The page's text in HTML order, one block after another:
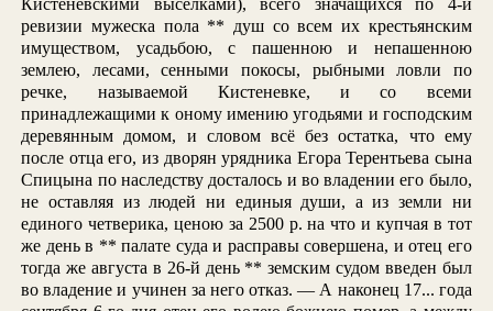
ревизии мужеска пола ** душ со всем их крестьянским
имуществом, усадьбою, с пашенною и непашенною
землею, лесами, сенными покосы, рыбными ловли по
речке, называемой Кистеневке, и со всеми
принадлежащими к оному имению угодьями и господским
деревянным домом, и словом всё без остатка, что ему
после отца его, из дворян урядника Егора Терентьева сына
Спицына по наследству досталось и во владении его было,
не оставляя из людей ни единыя души, а из земли ни
единого четверика, ценою за 2500 р. на что и купчая в тот
же день в ** палате суда и расправы совершена, и отец его
тогда же августа в 26-й день ** земским судом введен был
во владение и учинен за него отказ. — А наконец 17... года